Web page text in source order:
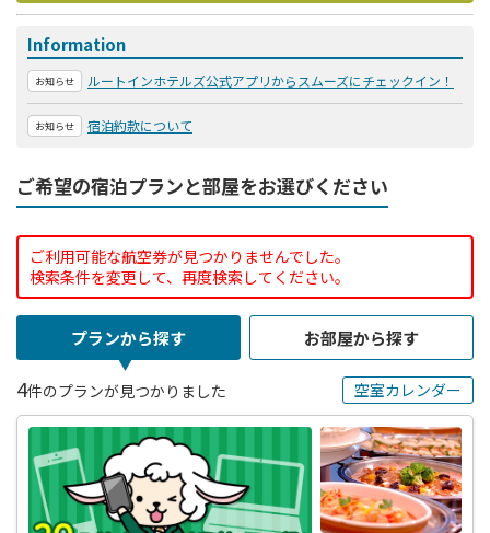
Information
お知らせ ルートインホテルズ公式アプリからスムーズにチェックイン！
お知らせ 宿泊約款について
ご希望の宿泊プランと部屋をお選びください
ご利用可能な航空券が見つかりませんでした。
検索条件を変更して、再度検索してください。
プランから探す お部屋から探す
4件のプランが見つかりました 空室カレンダー